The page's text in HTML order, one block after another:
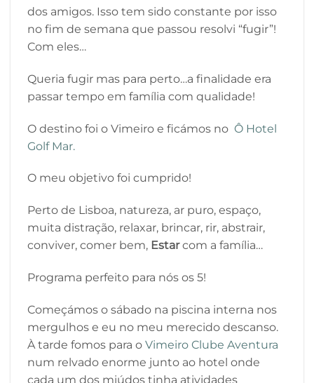
dos amigos. Isso tem sido constante por isso
no fim de semana que passou resolvi “fugir”!
Com eles…
Queria fugir mas para perto…a finalidade era
passar tempo em família com qualidade!
O destino foi o Vimeiro e ficámos no Ô Hotel
Golf Mar.
O meu objetivo foi cumprido!
Perto de Lisboa, natureza, ar puro, espaço,
muita distração, relaxar, brincar, rir, abstrair,
conviver, comer bem, Estarcom a família…
Programa perfeito para nós os 5!
Começámos o sábado na piscina interna nos
mergulhos e eu no meu merecido descanso.
À tarde fomos para o Vimeiro Clube Aventura
num relvado enorme junto ao hotel onde
cada um dos miúdos tinha atividades